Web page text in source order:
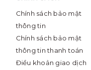
Chính sách bảo mật
thông tin
Chính sách bảo mật
thông tin thanh toán
Điều khoản giao dịch